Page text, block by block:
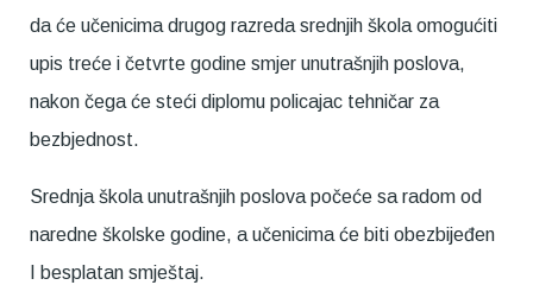
da će učenicima drugog razreda srednjih škola omogućiti
upis treće i četvrte godine smjer unutrašnjih poslova,
nakon čega će steći diplomu policajac tehničar za
bezbjednost.
Srednja škola unutrašnjih poslova počeće sa radom od
naredne školske godine, a učenicima će biti obezbijeđen
I besplatan smještaj.